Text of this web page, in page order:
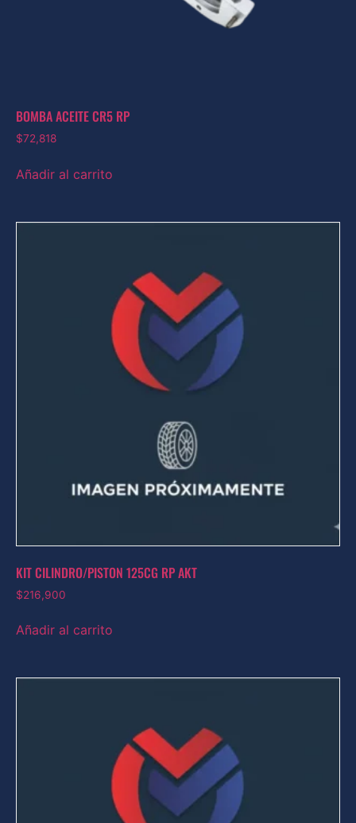
BOMBA ACEITE CR5 RP
$72,818
Añadir al carrito
KIT CILINDRO/PISTON 125CG RP AKT
$216,900
Añadir al carrito